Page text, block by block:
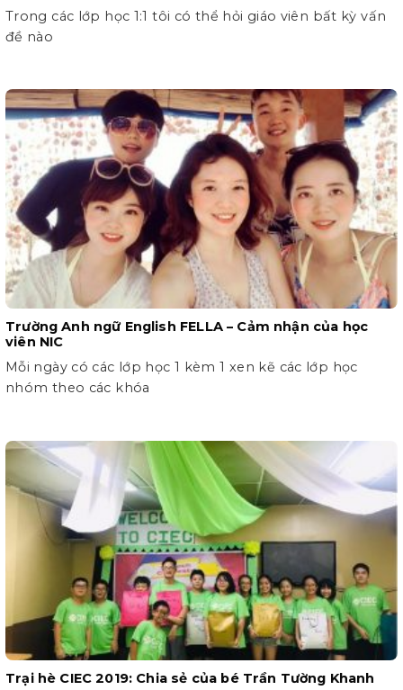
Trong các lớp học 1:1 tôi có thể hỏi giáo viên bất kỳ vấn
đề nào
Trường Anh ngữ English FELLA – Cảm nhận của học
viên NIC
Mỗi ngày có các lớp học 1 kèm 1 xen kẽ các lớp học
nhóm theo các khóa
Trại hè CIEC 2019: Chia sẻ của bé Trần Tường Khanh